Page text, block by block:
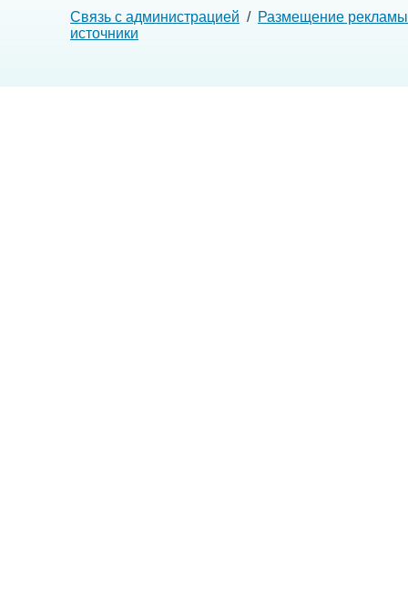
Связь с администрацией / Размещение рекламы
источники